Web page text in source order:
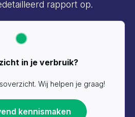
rapport op.
in je verbruik?
Wij helpen je graag!
kennismaken